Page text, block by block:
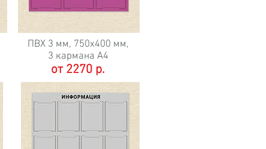
ПВХ 3 мм, 750х400 мм,
3 кармана А4
от 2270 р.